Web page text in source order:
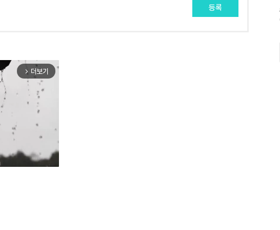
등록
arrow_forward_ios 더보기